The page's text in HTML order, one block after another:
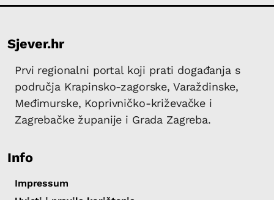
Sjever.hr
Prvi regionalni portal koji prati događanja s
područja Krapinsko-zagorske, Varaždinske,
Međimurske, Koprivničko-križevačke i
Zagrebačke županije i Grada Zagreba.
Info
Impressum